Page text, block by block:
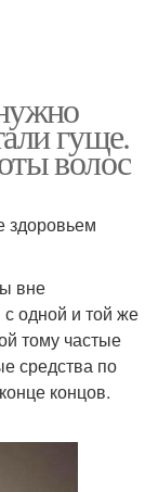
гуще.
волос
здоровьем
вне
с одной и той же
тому частые
средства по
концов.